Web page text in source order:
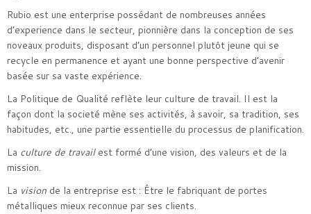
Rubio est une enterprise possédant de nombreuses années
d’experience dans le secteur, pionnière dans la conception de ses
noveaux produits, disposant d’un personnel plutôt jeune qui se
recycle en permanence et ayant une bonne perspective d’avenir
basée sur sa vaste expérience.
La Politique de Qualité reflète leur culture de travail. Il est la
façon dont la societé mène ses activités, à savoir, sa tradition, ses
habitudes, etc., une partie essentielle du processus de planification.
La culture de travailest formé d’une vision, des valeurs et de la
mission.
La vision de la entreprise est : Être le fabriquant de portes
métalliques mieux reconnue par ses clients.